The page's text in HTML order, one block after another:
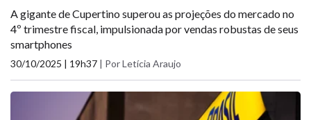
A gigante de Cupertino superou as projeções do mercado no
4º trimestre fiscal, impulsionada por vendas robustas de seus
smartphones
30/10/2025 | 19h37 | Por Letícia Araujo